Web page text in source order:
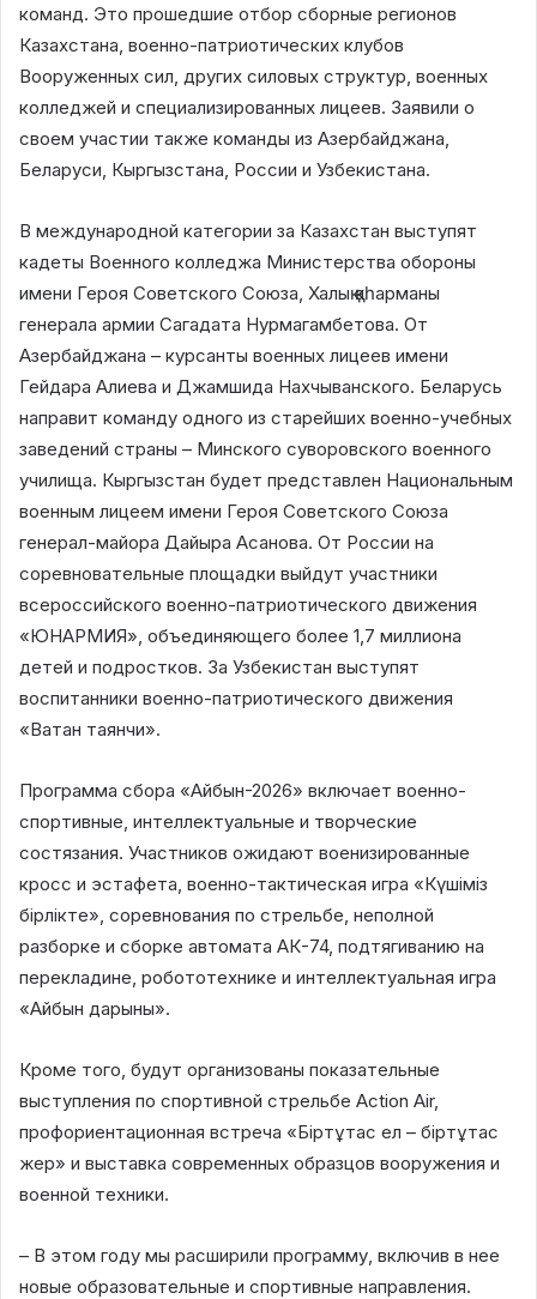
команд. Это прошедшие отбор сборные регионов
Казахстана, военно-патриотических клубов
Вооруженных сил, других силовых структур, военных
колледжей и специализированных лицеев. Заявили о
своем участии также команды из Азербайджана,
Беларуси, Кыргызстана, России и Узбекистана.
В международной категории за Казахстан выступят
кадеты Военного колледжа Министерства обороны
имени Героя Советского Союза, Халық қаһарманы
генерала армии Сагадата Нурмагамбетова. От
Азербайджана – курсанты военных лицеев имени
Гейдара Алиева и Джамшида Нахчыванского. Беларусь
направит команду одного из старейших военно-учебных
заведений страны – Минского суворовского военного
училища. Кыргызстан будет представлен Национальным
военным лицеем имени Героя Советского Союза
генерал-майора Дайыра Асанова. От России на
соревновательные площадки выйдут участники
всероссийского военно-патриотического движения
«ЮНАРМИЯ», объединяющего более 1,7 миллиона
детей и подростков. За Узбекистан выступят
воспитанники военно-патриотического движения
«Ватан таянчи».
Программа сбора «Айбын-2026» включает военно-
спортивные, интеллектуальные и творческие
состязания. Участников ожидают военизированные
кросс и эстафета, военно-тактическая игра «Күшіміз
бірлікте», соревнования по стрельбе, неполной
разборке и сборке автомата АК-74, подтягиванию на
перекладине, робототехнике и интеллектуальная игра
«Айбын дарыны».
Кроме того, будут организованы показательные
выступления по спортивной стрельбе Action Air,
профориентационная встреча «Біртұтас ел – біртұтас
жер» и выставка современных образцов вооружения и
военной техники.
– В этом году мы расширили программу, включив в нее
новые образовательные и спортивные направления.